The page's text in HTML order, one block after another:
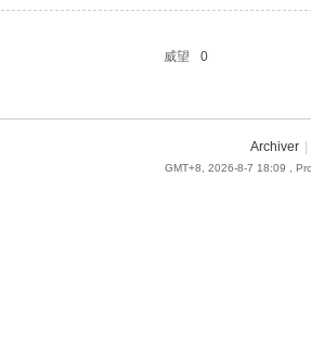
威望
0
Archiver
GMT+8, 2026-8-7 18:09 ,